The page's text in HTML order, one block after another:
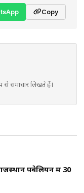
Copy
समाचार लिखते हैं।
पवेलियन में 30